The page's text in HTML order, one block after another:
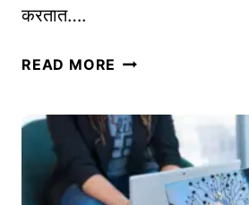
A
D
उ
त्पा
द
करतात….
READ MORE ऑ
इ
न
व्य